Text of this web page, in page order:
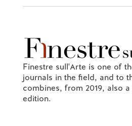
Finestre sull'Arte is one of
journals in the field, and to
combines, from 2019, also
edition.